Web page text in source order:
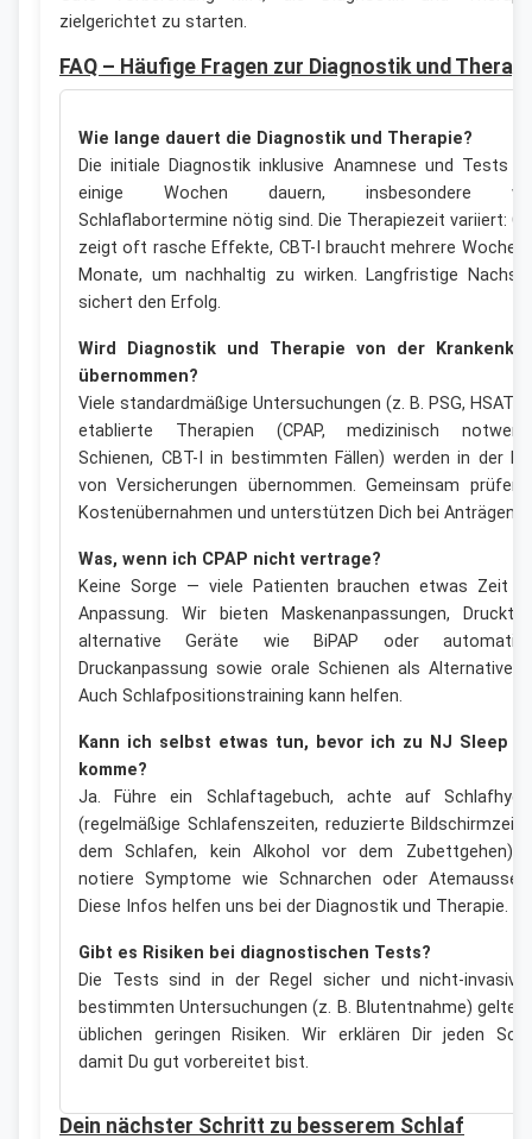
zielgerichtet zu starten.
FAQ – Häufige Fragen zur Diagnostik und
Wie lange dauert die Diagnostik und Therapie?
Die initiale Diagnostik inklusive Anamnese und Tests
einige Wochen dauern, insbesondere
Schlaflabortermine nötig sind. Die Therapiezeit variiert:
zeigt oft rasche Effekte, CBT-I braucht mehrere Wochen
Monate, um nachhaltig zu wirken. Langfristige
sichert den Erfolg.
Wird Diagnostik und Therapie von der
übernommen?
Viele standardmäßige Untersuchungen (z. B. PSG, HSAT)
etablierte Therapien (CPAP, medizinisch
Schienen, CBT-I in bestimmten Fällen) werden in der
von Versicherungen übernommen. Gemeinsam prüfen
Kostenübernahmen und unterstützen Dich bei Anträgen.
Was, wenn ich CPAP nicht vertrage?
Keine Sorge — viele Patienten brauchen etwas Zeit
Anpassung. Wir bieten Maskenanpassungen,
alternative Geräte wie BiPAP oder
Druckanpassung sowie orale Schienen als Alternativen
Auch Schlafpositionstraining kann helfen.
Kann ich selbst etwas tun, bevor ich zu NJ Sleep
komme?
Ja. Führe ein Schlaftagebuch, achte auf
(regelmäßige Schlafenszeiten, reduzierte Bildschirmzeit
dem Schlafen, kein Alkohol vor dem Zubettgehen)
notiere Symptome wie Schnarchen oder
Diese Infos helfen uns bei der Diagnostik und Therapie.
Gibt es Risiken bei diagnostischen Tests?
Die Tests sind in der Regel sicher und nicht-invasiv.
bestimmten Untersuchungen (z. B. Blutentnahme) gelten
üblichen geringen Risiken. Wir erklären Dir jeden
damit Du gut vorbereitet bist.
Dein nächster Schritt zu besserem Schlaf